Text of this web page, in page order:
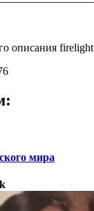
описания firelight
мира